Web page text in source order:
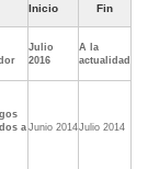
Inicio
Fin
Julio
2016
A la
actualidad
a Junio 2014Julio 2014